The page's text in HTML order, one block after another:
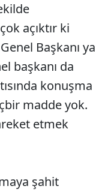
açıktır ki
Başkanı ya
başkanı da
konuşma
madde yok.
etmek
şahit